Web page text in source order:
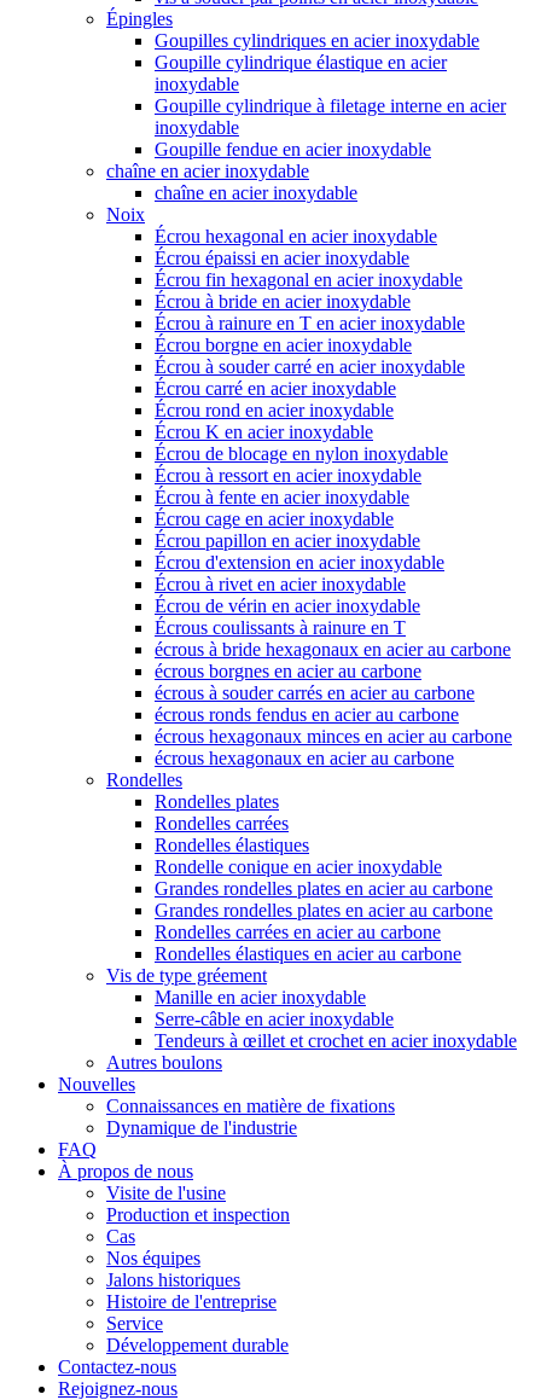
Épingles
Goupilles cylindriques en acier inoxydable
Goupille cylindrique élastique en acier
inoxydable
Goupille cylindrique à filetage interne en acier
inoxydable
Goupille fendue en acier inoxydable
chaîne en acier inoxydable
chaîne en acier inoxydable
Noix
Écrou hexagonal en acier inoxydable
Écrou épaissi en acier inoxydable
Écrou fin hexagonal en acier inoxydable
Écrou à bride en acier inoxydable
Écrou à rainure en T en acier inoxydable
Écrou borgne en acier inoxydable
Écrou à souder carré en acier inoxydable
Écrou carré en acier inoxydable
Écrou rond en acier inoxydable
Écrou K en acier inoxydable
Écrou de blocage en nylon inoxydable
Écrou à ressort en acier inoxydable
Écrou à fente en acier inoxydable
Écrou cage en acier inoxydable
Écrou papillon en acier inoxydable
Écrou d'extension en acier inoxydable
Écrou à rivet en acier inoxydable
Écrou de vérin en acier inoxydable
Écrous coulissants à rainure en T
écrous à bride hexagonaux en acier au carbone
écrous borgnes en acier au carbone
écrous à souder carrés en acier au carbone
écrous ronds fendus en acier au carbone
écrous hexagonaux minces en acier au carbone
écrous hexagonaux en acier au carbone
Rondelles
Rondelles plates
Rondelles carrées
Rondelles élastiques
Rondelle conique en acier inoxydable
Grandes rondelles plates en acier au carbone
Grandes rondelles plates en acier au carbone
Rondelles carrées en acier au carbone
Rondelles élastiques en acier au carbone
Vis de type gréement
Manille en acier inoxydable
Serre-câble en acier inoxydable
Tendeurs à œillet et crochet en acier inoxydable
Autres boulons
Nouvelles
Connaissances en matière de fixations
Dynamique de l'industrie
FAQ
À propos de nous
Visite de l'usine
Production et inspection
Cas
Nos équipes
Jalons historiques
Histoire de l'entreprise
Service
Développement durable
Contactez-nous
Rejoignez-nous